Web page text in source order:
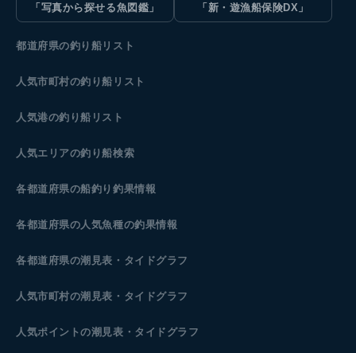
「写真から探せる魚図鑑」
「新・遊漁船保険DX」
都道府県の釣り船リスト
人気市町村の釣り船リスト
人気港の釣り船リスト
人気エリアの釣り船検索
各都道府県の船釣り釣果情報
各都道府県の人気魚種の釣果情報
各都道府県の潮見表 ・タイドグラフ
人気市町村の潮見表・タイドグラフ
人気ポイントの潮見表・タイドグラフ